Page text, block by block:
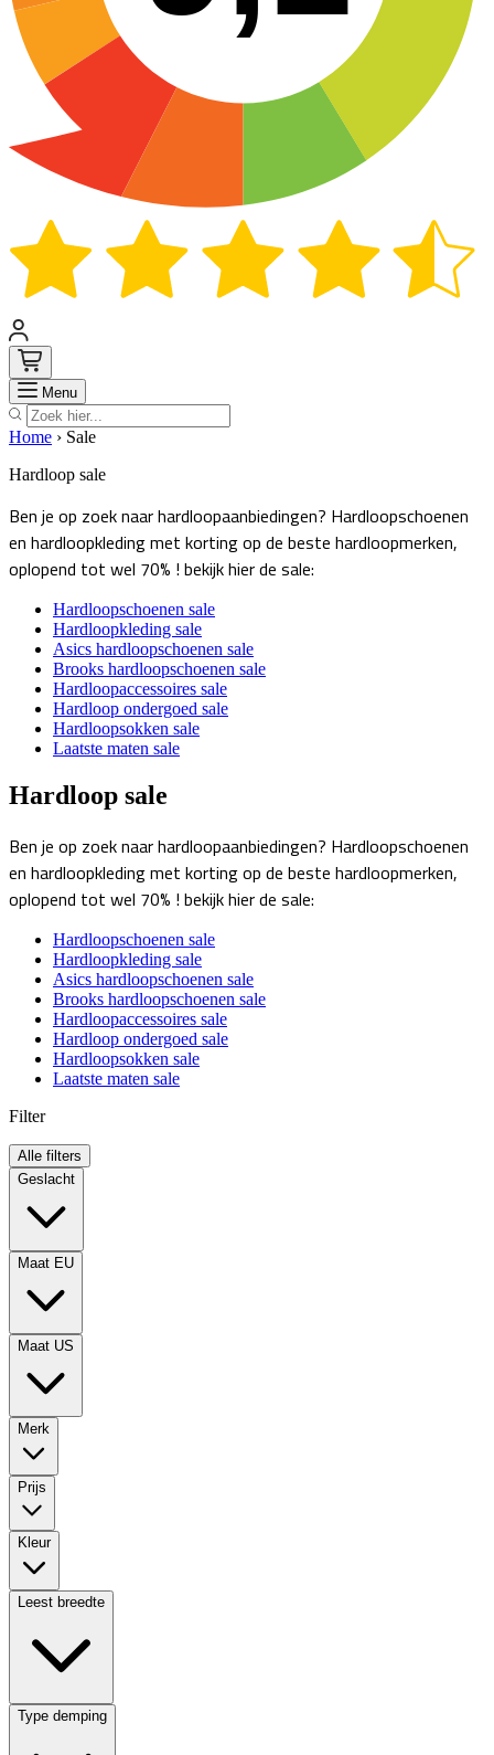
Menu Zoek
Home › Sale
Hardloop sale
Ben je op zoek naar hardloopaanbiedingen? Hardloopschoenen
en hardloopkleding met korting op de beste hardloopmerken,
oplopend tot wel 70% ! bekijk hier de sale:
Hardloopschoenen sale
Hardloopkleding sale
Asics hardloopschoenen sale
Brooks hardloopschoenen sale
Hardloopaccessoires sale
Hardloop ondergoed sale
Hardloopsokken sale
Laatste maten sale
Hardloop sale
Ben je op zoek naar hardloopaanbiedingen? Hardloopschoenen
en hardloopkleding met korting op de beste hardloopmerken,
oplopend tot wel 70% ! bekijk hier de sale:
Hardloopschoenen sale
Hardloopkleding sale
Asics hardloopschoenen sale
Brooks hardloopschoenen sale
Hardloopaccessoires sale
Hardloop ondergoed sale
Hardloopsokken sale
Laatste maten sale
Filter
Alle filters
Geslacht
Maat EU
Maat US
Merk
Prijs
Kleur
Leest breedte
Type demping